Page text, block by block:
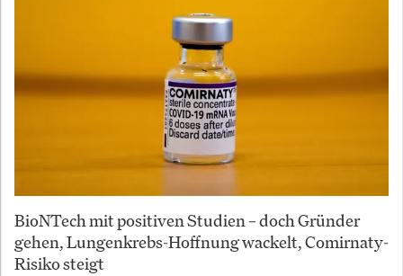
BioNTech mit positiven Studien – doch Gründer
gehen, Lungenkrebs-Hoffnung wackelt, Comirnaty-
Risiko steigt